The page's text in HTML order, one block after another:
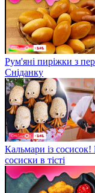
Рум'яні пиріжки з
Сніданку
Кальмари із
сосиски в тісті